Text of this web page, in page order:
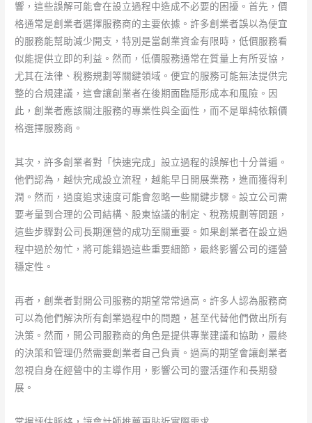
響，這些誤解可能會在設立過程中造成不必要的困擾。首先，價
格通常是創業者選擇服務商的主要依據。許多創業者誤以為便宜
的服務能幫助減少開支，特別是當創業資金有限時，低價服務看
似能提供立即的利益。然而，低價服務通常在質量上有所妥協，
尤其在法律、稅務規劃等關鍵領域。便宜的服務可能無法提供完
整的合規建議，這會讓創業者在後期面臨隱形成本和風險。因
此，創業者應該關注服務的專業性與全面性，而不是單純依賴價
格選擇服務商。
其次，許多創業者對「快速完成」設立過程的誤解也十分普遍。
他們認為，越快完成設立流程，越能早日開展業務，進而獲得利
潤。然而，過度追求速度可能會忽略一些關鍵步驟。設立公司需
要考量到合理的公司結構、股東協議的制定、稅務規劃等問題，
這些步驟對公司長期運營的成功至關重要。如果創業者在設立過
程中過於匆忙，將可能錯過這些重要細節，最終影響公司的運營
穩定性。
再者，創業者對開公司服務的期望常常過高。許多人認為服務商
可以為他們解決所有創業過程中的問題，甚至代替他們做出所有
決策。然而，開公司服務商的角色是提供專業建議和協助，最終
的決策和管理仍然需要創業者自己負責。過高的期望會讓創業者
忽視自身在經營中的主導作用，影響公司的靈活運作和長期發
展。